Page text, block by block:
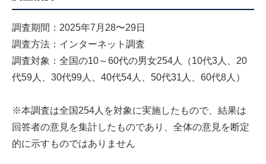
調査期間：2025年7月28〜29日
調査方法：インターネット調査
調査対象：全国の10～60代の男女254人（10代3人、20
代59人、30代99人、40代54人、50代31人、60代8人）
※本調査は全国254人を対象に実施したもので、結果は
回答者の意見を集計したものであり、全体の意見を断定
的に示すものではありません